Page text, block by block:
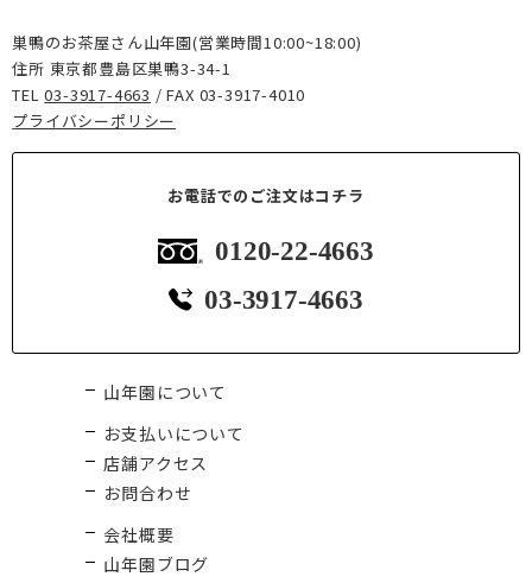
巣鴨のお茶屋さん山年園(営業時間10:00~18:00)
住所 東京都豊島区巣鴨3-34-1
TEL03-3917-4663 / FAX 03-3917-4010
プライバシーポリシー
お電話でのご注文はコチラ
0120-22-4663
03-3917-4663
山年園について
お支払いについて
店舗アクセス
お問合わせ
会社概要
山年園ブログ